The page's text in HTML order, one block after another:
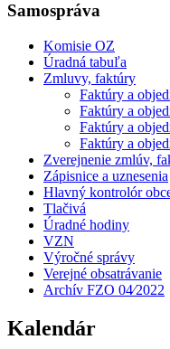
Samospráva
Komisie OZ
Úradná tabuľa
Zmluvy, faktúry
Faktúry a
Faktúry a
Faktúry a
Faktúry a
Zverejnenie zmlúv,
Zápisnice a uznesenia
Hlavný kontrolór
Tlačivá
Úradné hodiny
VZN
Výročné správy
Verejné obsatrávanie
Archív FZO 04⁄2022
Kalendár